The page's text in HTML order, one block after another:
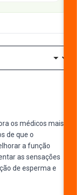
os médicos mais
de que o
a função
as sensações
de esperma e